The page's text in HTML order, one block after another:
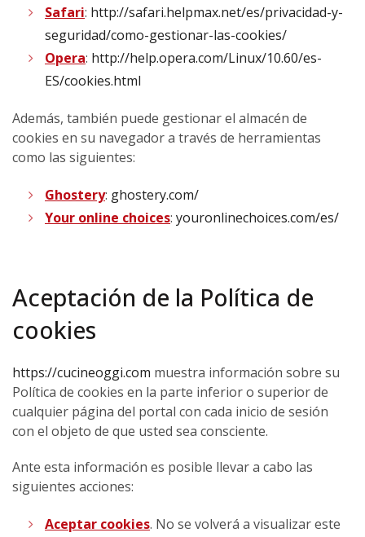
Safari: http://safari.helpmax.net/es/privacidad-y-
seguridad/como-gestionar-las-cookies/
Opera: http://help.opera.com/Linux/10.60/es-
ES/cookies.html
Además, también puede gestionar el almacén de
cookies en su navegador a través de herramientas
como las siguientes:
Ghostery: ghostery.com/
Your online choices: youronlinechoices.com/es/
Aceptación de la Política de
cookies
https://cucineoggi.com muestra información sobre su
Política de cookies en la parte inferior o superior de
cualquier página del portal con cada inicio de sesión
con el objeto de que usted sea consciente.
Ante esta información es posible llevar a cabo las
siguientes acciones:
Aceptar cookies. No se volverá a visualizar este